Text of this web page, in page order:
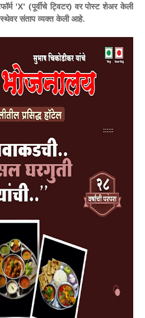
'X' (पूर्वीचे ट्विटर) वर पोस्ट शेअर केली
संताप व्यक्त केली आहे.